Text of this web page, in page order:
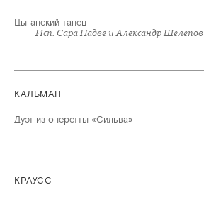
Цыганский танец
Исп. Сара Падве и Александр Шелепов
КАЛЬМАН
Дуэт из оперетты «Сильва»
КРАУСС